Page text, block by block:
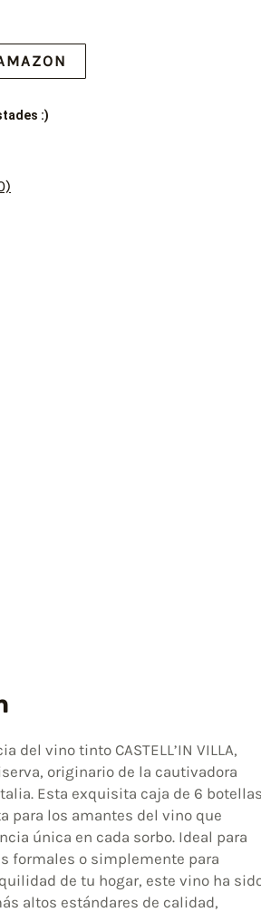
:)
del vino tinto CASTELL’IN VILLA,
originario de la cautivadora
Esta exquisita caja de 6
para los amantes del vino que
única en cada sorbo. Ideal para
formales o simplemente para
de tu hogar, este vino ha
altos estándares de calidad,